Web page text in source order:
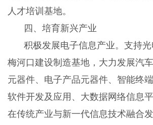
人才培训基地。
四、培育新兴产业
积极发展电子信息产业。支持
梅河口建设制造基地，大力发展汽
元器件、电子产品元器件、智能终
软件开发及应用、大数据网络信息
在传统产业与新一代信息技术融合